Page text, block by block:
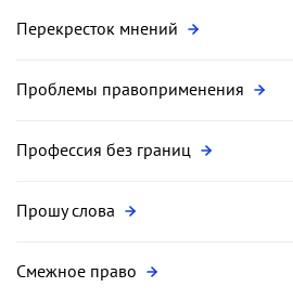
Перекресток мнений
Проблемы правоприменения
Профессия без границ
Прошу слова
Смежное право